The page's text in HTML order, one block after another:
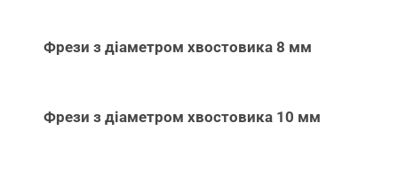
Фрези з діаметром хвостовика 8 мм
Фрези з діаметром хвостовика 10 мм